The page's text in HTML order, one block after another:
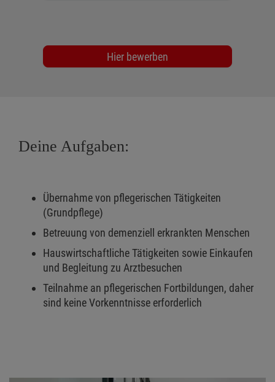
Hier bewerben
Deine Aufgaben:
Übernahme von pflegerischen Tätigkeiten
(Grundpflege)
Betreuung von demenziell erkrankten Menschen
Hauswirtschaftliche Tätigkeiten sowie Einkaufen
und Begleitung zu Arztbesuchen
Teilnahme an pflegerischen Fortbildungen, daher
sind keine Vorkenntnisse erforderlich